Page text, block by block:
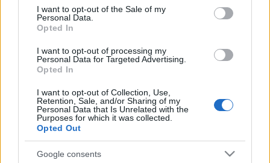
consent section.
I want to opt-out of the Sale of my
Personal Data.
Opted In
I want to opt-out of processing my
Personal Data for Targeted Advertising.
Opted In
I want to opt-out of Collection, Use,
Retention, Sale, and/or Sharing of my
Personal Data that Is Unrelated with the
Purposes for which it was collected.
Opted Out
Google consents
Temető, "nemzeti panteon", a főváros egyik
legnagyobb zöldterülete, egy arborétum valamint
egy nagyméretű szoborpark. A Kerepesi Temető
(hivatalos nevén Fiumei úti Nemzeti Sírkert) igen
összetett látványossága Budapestnek. Az 1847-ben
megnyitott sírkertben két évvel…
"Időkapszulák"...
aesculus•2011. május 20.